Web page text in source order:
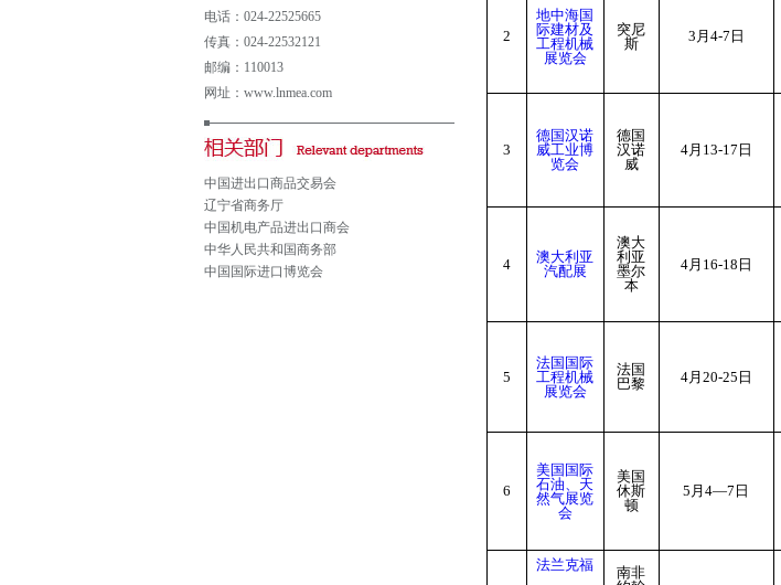
电话：024-22525665
传真：024-22532121
邮编：110013
网址：www.lnmea.com
中国进出口商品交易会
辽宁省商务厅
中国机电产品进出口商会
中华人民共和国商务部
中国国际进口博览会
2
地中海国
际建材及
工程机械
展览会
突尼
斯
3 月4-7日
3
德国汉诺
威工业博
览会
德国
汉诺
威
4月13-17日
4
澳大利亚
汽配展
澳大
利亚
墨尔
本
4月16-18日
5
法国国际
工程机械
展览会
法国
巴黎
4月20-25日
6
美国国际
石油、天
然气展览
会
美国
休斯
顿
5 月4—7日
法兰克福
南非